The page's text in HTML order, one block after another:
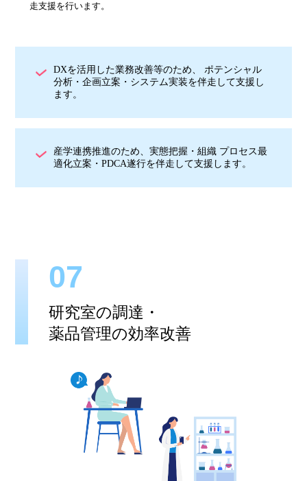
走支援を行います。
DXを活用した業務改善等のため、 ポテンシャル
分析・企画立案・システム実装を伴走して支援し
ます。
産学連携推進のため、実態把握・組織 プロセス最
適化立案・PDCA遂行を伴走して支援します。
07
研究室の調達・
薬品管理の効率改善